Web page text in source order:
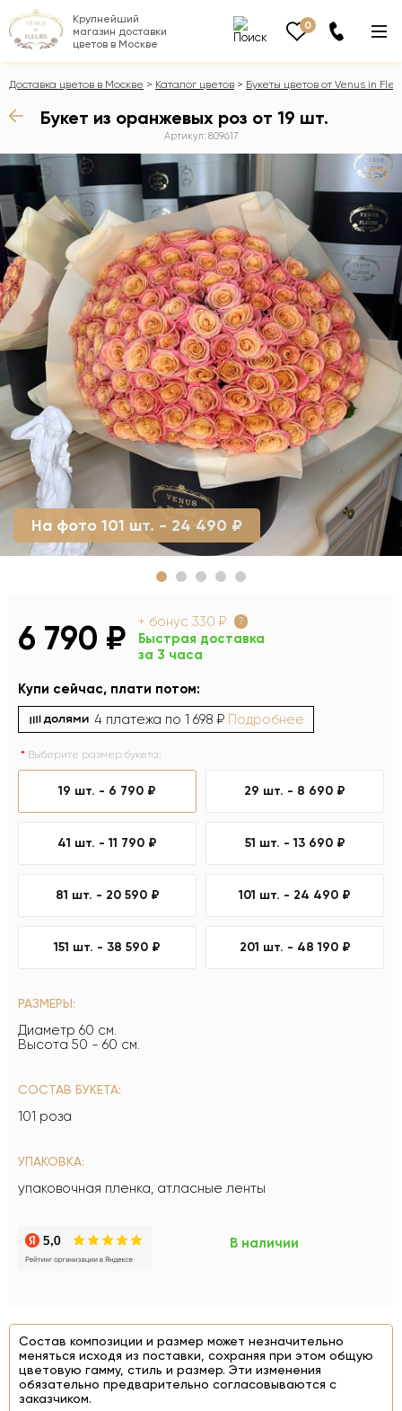
Крупнейший
магазин доставки
цветов в Москве
0
Доставка цветов в Москве Каталог цветов Букеты цветов от Venus in
Букет из оранжевых роз от 19 шт.
Артикул: 809617
На фото 101 шт. - 24 490 ₽
6 790 ₽ + бонус 330 ₽ ?
Быстрая доставка
за 3 часа
Купи сейчас, плати потом:
4 платежа по 1 698 ₽ Подробнее
Выберите размер букета:
19 шт. - 6 790 ₽ 29 шт. - 8 690 ₽
41 шт. -11 790 ₽ 51 шт. -13 690 ₽
81 шт. - 20 590 ₽ 101 шт. - 24 490 ₽
151 шт. - 38 590 ₽ 201 шт. - 48 190 ₽
РАЗМЕРЫ:
Диаметр 60 см.
Высота 50 - 60 см.
СОСТАВ БУКЕТА:
101 роза
УПАКОВКА:
упаковочная пленка, атласные ленты
В наличии
Состав композиции и размер может незначительно
меняться исходя из поставки, сохраняя при этом общую
цветовую гамму, стиль и размер. Эти изменения
обязательно предварительно согласовываются с
заказчиком.